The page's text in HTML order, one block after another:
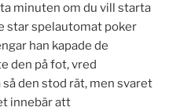
minuten om du vill starta
star spelautomat poker
han kapade de
den på fot, vred
den stod rät, men svaret
innebär att